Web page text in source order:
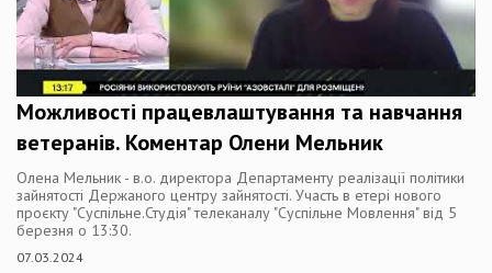
Можливості працевлаштування та навчання
ветеранів. Коментар Олени Мельник
Олена Мельник - в.о. директора Департаменту реалізації політики
зайнятості Держаного центру зайнятості. Участь в етері нового
проєкту "Суспільне.Студія" телеканалу "Суспільне Мовлення" від 5
березня о 13:30.
07.03.2024